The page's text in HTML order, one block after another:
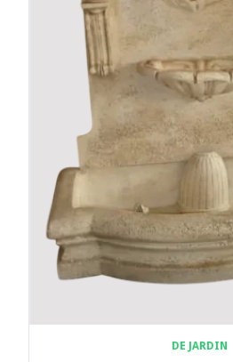
DE JARDIN